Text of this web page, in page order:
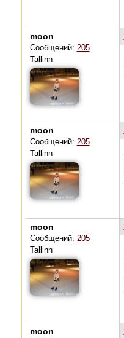
moon
Сообщений: 205
Tallinn
moon
Сообщений: 205
Tallinn
moon
Сообщений: 205
Tallinn
moon